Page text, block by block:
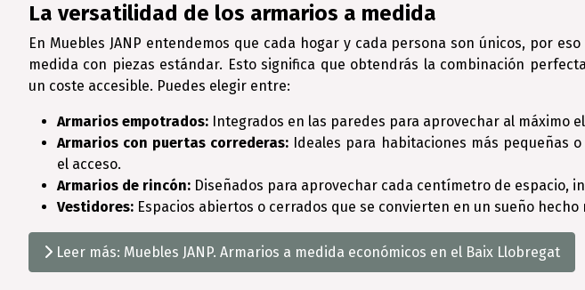
La versatilidad de los armarios a medida
En Muebles JANP entendemos que cada hogar y cada persona son únicos, por
medida con piezas estándar. Esto significa que obtendrás la combinación
un coste accesible. Puedes elegir entre:
Armarios empotrados: Integrados en las paredes para aprovechar al máximo
Armarios con puertas correderas: Ideales para habitaciones más pequeñas
el acceso.
Armarios de rincón: Diseñados para aprovechar cada centímetro de espacio,
Vestidores: Espacios abiertos o cerrados que se convierten en un sueño
Leer más: Muebles JANP. Armarios a medida económicos en el Baix Llobregat